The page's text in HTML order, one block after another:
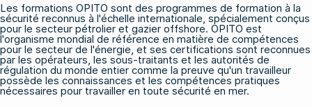
Les formations OPITO sont des programmes de formation à la
sécurité reconnus à l'échelle internationale, spécialement conçus
pour le secteur pétrolier et gazier offshore. OPITO est
l'organisme mondial de référence en matière de compétences
pour le secteur de l'énergie, et ses certifications sont reconnues
par les opérateurs, les sous-traitants et les autorités de
régulation du monde entier comme la preuve qu'un travailleur
possède les connaissances et les compétences pratiques
nécessaires pour travailler en toute sécurité en mer.